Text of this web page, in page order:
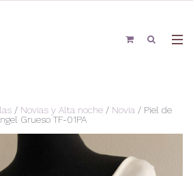
/ Novias y Alta noche / Novia / Piel de
Grueso TF-01PA